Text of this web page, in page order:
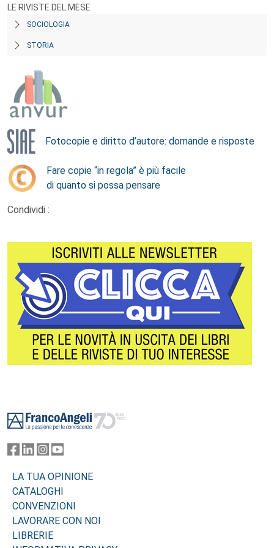
LE RIVISTE DEL MESE
SOCIOLOGIA
STORIA
Fotocopie e diritto d’autore: domande e risposte
Fare copie “in regola” è più facile
di quanto si possa pensare
Condividi :
LA TUA OPINIONE
CATALOGHI
CONVENZIONI
LAVORARE CON NOI
LIBRERIE